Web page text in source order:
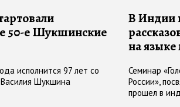
50-е Шукшинские
исполнится 97 лет со
Шукшина
В Индии
на языке
Семинар
России»,
прошел в